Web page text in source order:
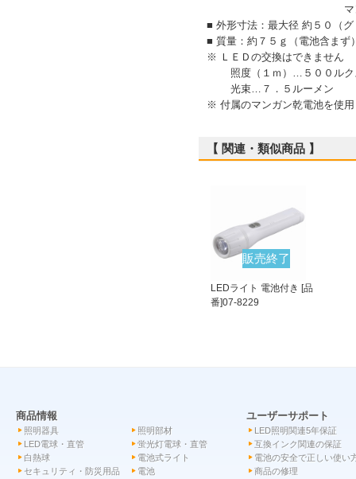
マンガン乾電池
■ 外形寸法：最大径 約５０（
■ 質量：約７５ｇ（電池含まず
※ ＬＥＤの交換はできません
照度（１ｍ）…５００ルク
光束…７．５ルーメン
※ 付属のマンガン乾電池を使
【 関連・類似商品 】
販売終了
LEDライト 電池付き [品
番]07-8229
商品情報
照明器具
照明部材
LED電球・直管
蛍光灯電球・直管
白熱球
電池式ライト
セキュリティ・防災用品
電池
ユーザーサポート
LED照明関連5年保証
互換インク関連の保証
電池の安全で正しい使い
商品の修理